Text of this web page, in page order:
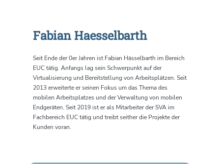
Fabian Haesselbarth
Seit Ende der 0er Jahren ist Fabian Hässelbarth im Bereich
EUC tätig. Anfangs lag sein Schwerpunkt auf der
Virtualisierung und Bereitstellung von Arbeitsplätzen. Seit
2013 erweiterte er seinen Fokus um das Thema des
mobilen Arbeitsplatzes und der Verwaltung von mobilen
Endgeräten. Seit 2019 ist er als Mitarbeiter der SVA im
Fachbereich EUC tätig und treibt seither die Projekte der
Kunden voran.